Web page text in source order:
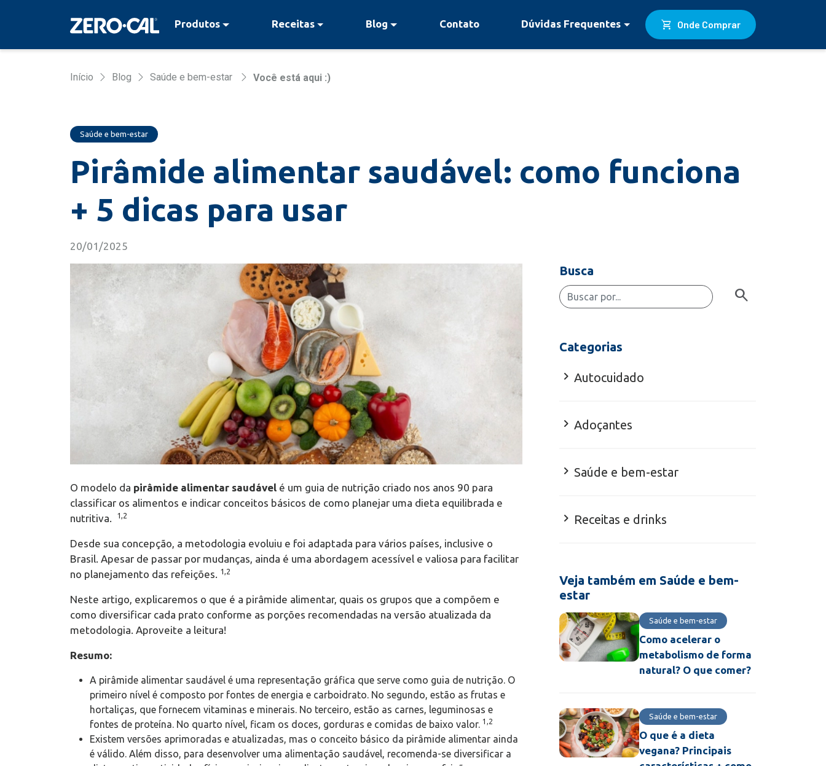
Produtos Receitas Blog Contato Dúvidas Frequentes shopping_cart Onde Comprar
Início Blog Saúde e bem-estar Você está aqui :)
Saúde e bem-estar
Pirâmide alimentar saudável: como funciona
+ 5 dicas para usar
20/01/2025
O modelo da pirâmide alimentar saudável é um guia de nutrição criado nos anos 90 para
classificar os alimentos e indicar conceitos básicos de como planejar uma dieta equilibrada e
nutritiva.
1,2
Desde sua concepção, a metodologia evoluiu e foi adaptada para vários países, inclusive o
Brasil. Apesar de passar por mudanças, ainda é uma abordagem acessível e valiosa para facilitar
no planejamento das refeições. 1,2
Neste artigo, explicaremos o que é a pirâmide alimentar, quais os grupos que a compõem e
como diversificar cada prato conforme as porções recomendadas na versão atualizada da
metodologia. Aproveite a leitura!
Resumo:
A pirâmide alimentar saudável é uma representação gráfica que serve como guia de nutrição. O
primeiro nível é composto por fontes de energia e carboidrato. No segundo, estão as frutas e
hortaliças, que fornecem vitaminas e minerais. No terceiro, estão as carnes, leguminosas e
fontes de proteína. No quarto nível, ficam os doces, gorduras e comidas de baixo valor. 1,2
Existem versões aprimoradas e atualizadas, mas o conceito básico da pirâmide alimentar ainda
é válido. Além disso, para desenvolver uma alimentação saudável, recomenda-se diversificar a
Busca
search
Categorias
chevron_right Autocuidado
chevron_right Adoçantes
chevron_right Saúde e bem-estar
chevron_right Receitas e drinks
Veja também em Saúde e bem-
estar
Saúde e bem-estar
Como acelerar o
metabolismo de forma
natural? O que comer?
Saúde e bem-estar
O que é a dieta
vegana? Principais